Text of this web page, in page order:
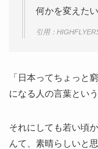
何かを変えた
引用：
「日本ってちょっと
になる人の言葉とい
それにしても若い頃
んて、素晴らしいと思